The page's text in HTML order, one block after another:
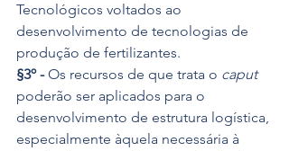
Tecnológicos voltados ao
desenvolvimento de tecnologias de
produção de fertilizantes.
§3º - Os recursos de que trata o caput
poderão ser aplicados para o
desenvolvimento de estrutura logística,
especialmente àquela necessária à